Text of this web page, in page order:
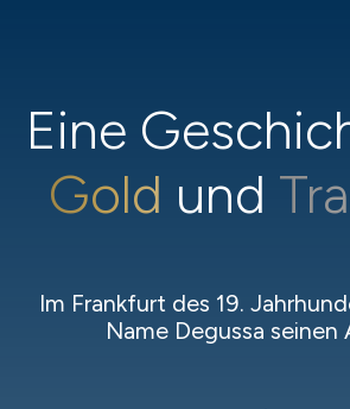
Eine
Gold und
Im Frankfurt des 19.
Name Degussa seinen